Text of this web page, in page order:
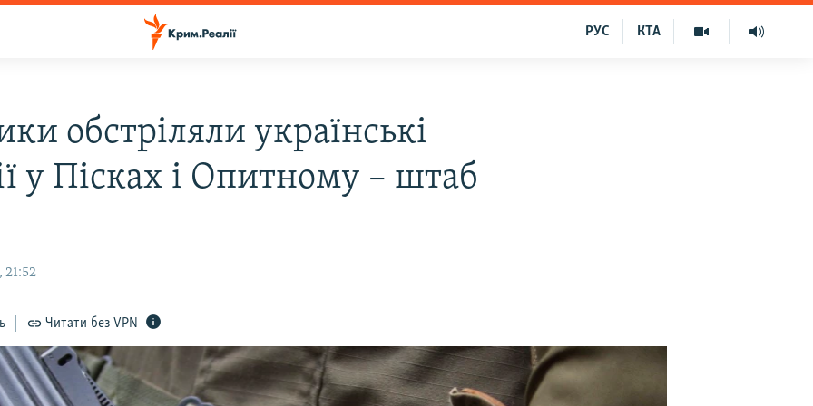
КТА
РУС
обстріляли українські
у Пісках і Опитному – штаб
21:52
Читати без VPN